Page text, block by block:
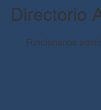
Directorio
Funcionarios